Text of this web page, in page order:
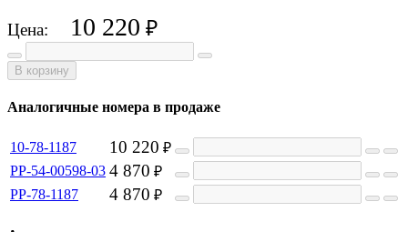
Цена: 10 220 ₽
В корзину
Аналогичные номера в продаже
10-78-1187 10 220 ₽
PP-54-00598-03 4 870 ₽
PP-78-1187
4 870 ₽